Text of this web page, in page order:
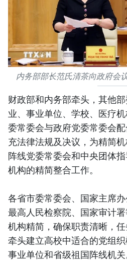
内务部部长范氏清茶向政府会
财政部和内务部牵头，其他
业、事业单位、学校、医疗
委常委会与政府党委常委会
充法律法规及决议，为精简
阵线党委常委会和中央团体
机构的精简整合工作。
各省市委常委会、国家主席办
最高人民检察院、国家审计
机构精简，确保职责清晰，
牵头建立高校中适合的党组
事业单位和省级祖国阵线机关